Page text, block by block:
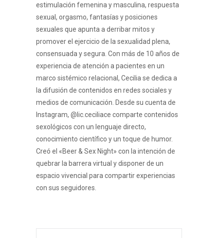
estimulación femenina y masculina, respuesta
sexual, orgasmo, fantasías y posiciones
sexuales que apunta a derribar mitos y
promover el ejercicio de la sexualidad plena,
consensuada y segura. Con más de 10 años de
experiencia de atención a pacientes en un
marco sistémico relacional, Cecilia se dedica a
la difusión de contenidos en redes sociales y
medios de comunicación. Desde su cuenta de
Instagram, @lic.ceciliace comparte contenidos
sexológicos con un lenguaje directo,
conocimiento científico y un toque de humor.
Creó el «Beer & Sex Night» con la intención de
quebrar la barrera virtual y disponer de un
espacio vivencial para compartir experiencias
con sus seguidores.